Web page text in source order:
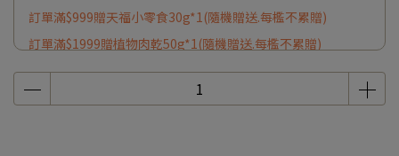
訂單滿$999贈天福小零食30g*1(隨機贈送.每檻不累贈)
訂單滿$1999贈植物肉乾50g*1(隨機贈送.每檻不累贈)